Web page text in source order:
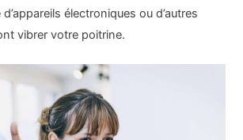
d’appareils électroniques ou d’autres
vibrer votre poitrine.